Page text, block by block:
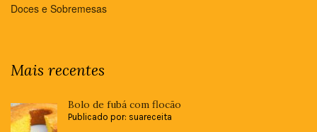
Doces e Sobremesas
Mais recentes
Bolo de fubá com flocão
Publicado por: suareceita